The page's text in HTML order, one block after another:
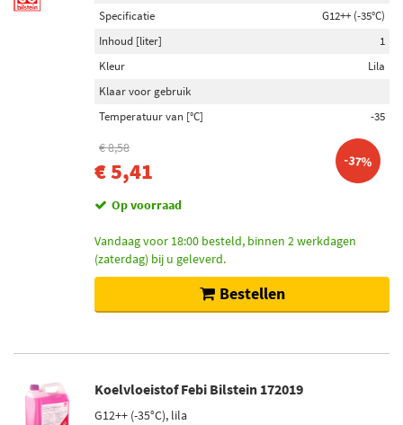
Specificatie
G12++ (-35°C)
Inhoud [liter]
1
Kleur
Lila
Klaar voor gebruik
Temperatuur van [°C]
-35
€ 8,58
€ 5,41 -37%
Op voorraad
Vandaag voor 18:00 besteld, binnen 2 werkdagen
(zaterdag) bij u geleverd.
Bestellen
Koelvloeistof Febi Bilstein 172019
G12++ (-35°C), lila